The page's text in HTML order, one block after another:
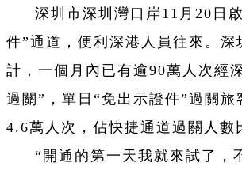
深圳市深圳灣口岸11月20日
件”通道，便利深港人員往來。深
計，一個月內已有逾90萬人次經
過關”，單日“免出示證件”過關旅
4.6萬人次，佔快捷通道過關人數
“開通的第一天我就來試了，